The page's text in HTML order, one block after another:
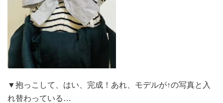
▼抱っこして、はい、完成！あれ、モデルが↑の写真と入
れ替わっている…